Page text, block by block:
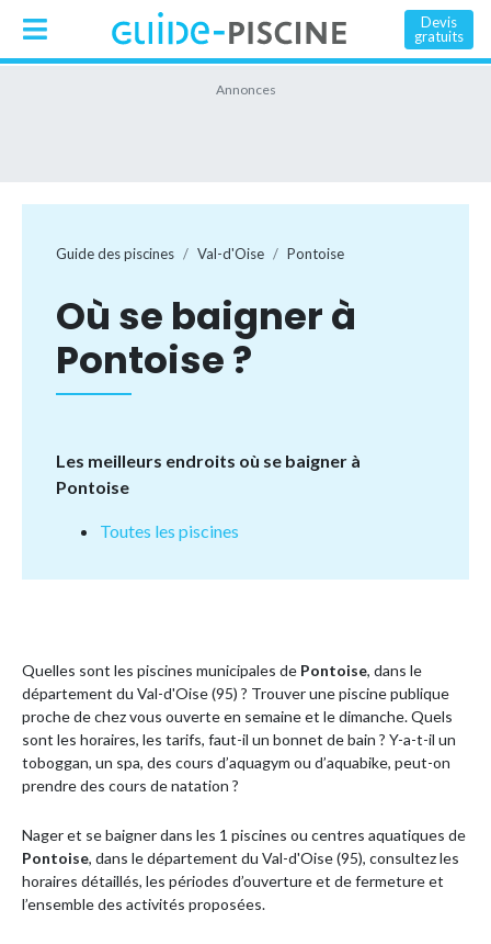
Devis
gratuits
Guide des piscines Val-d'Oise Pontoise
Où se baigner à
Pontoise ?
Les meilleurs endroits où se baigner à
Pontoise
Toutes les piscines
Quelles sont les piscines municipales de Pontoise, dans le
département du Val-d'Oise (95) ? Trouver une piscine publique
proche de chez vous ouverte en semaine et le dimanche. Quels
sont les horaires, les tarifs, faut-il un bonnet de bain ? Y-a-t-il un
toboggan, un spa, des cours d’aquagym ou d’aquabike, peut-on
prendre des cours de natation ?
Nager et se baigner dans les 1 piscines ou centres aquatiques de
Pontoise, dans le département du Val-d'Oise (95), consultez les
horaires détaillés, les périodes d’ouverture et de fermeture et
l’ensemble des activités proposées.